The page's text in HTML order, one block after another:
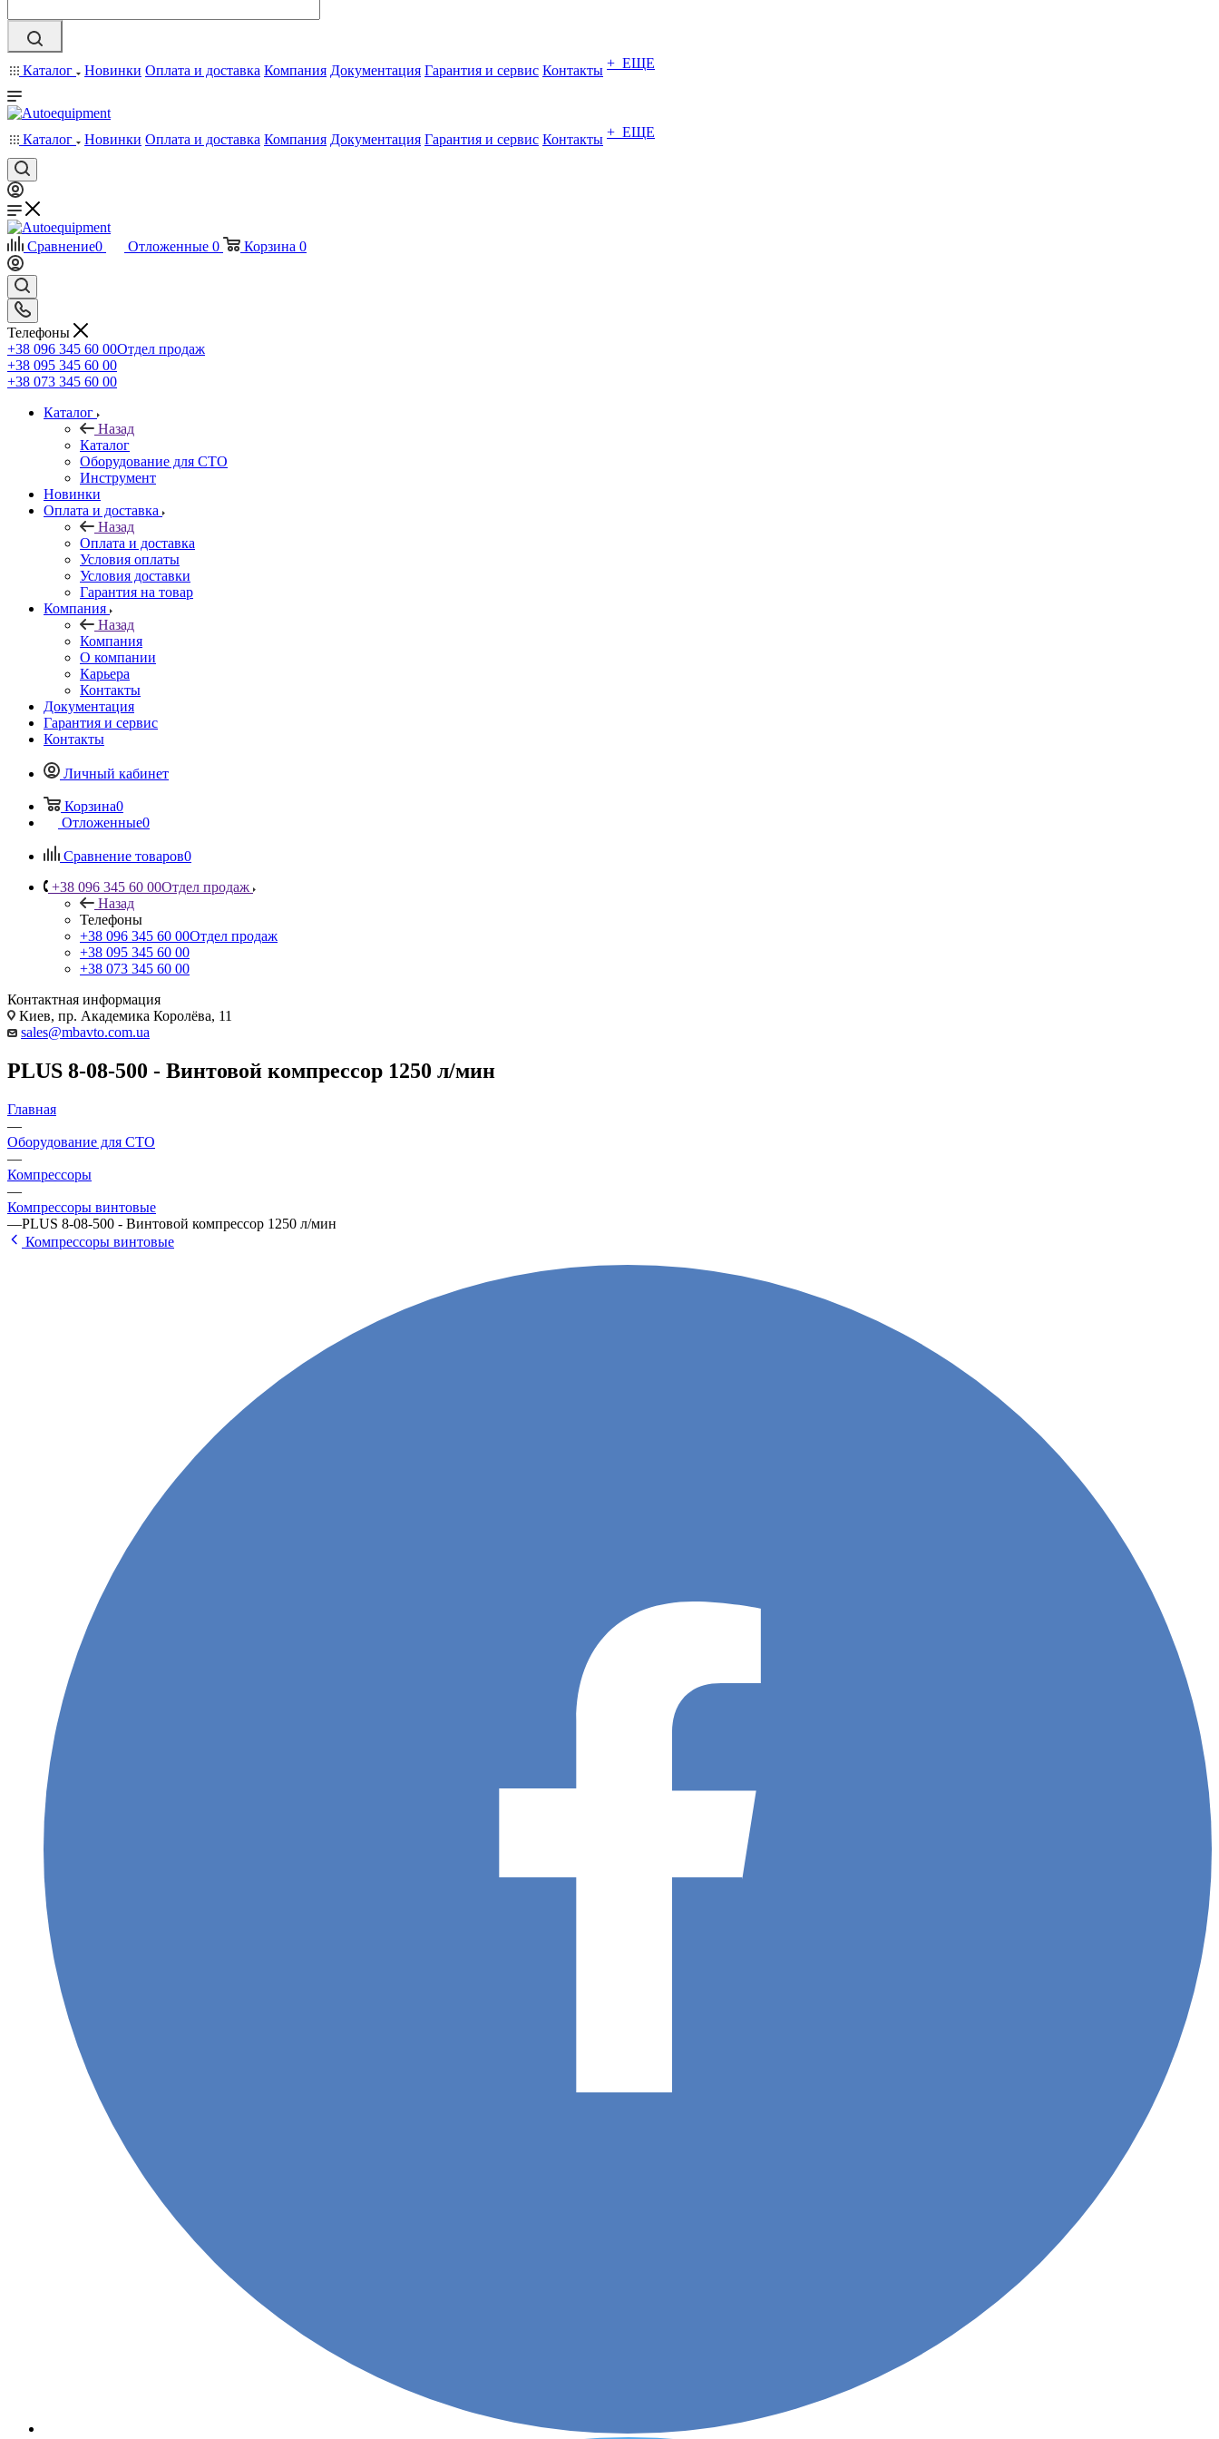
Каталог Новинки Оплата и доставка Компания Документация Гарантия и сервис Контакты + ЕЩЕ
Каталог Новинки Оплата и доставка Компания Документация Гарантия и сервис Контакты + ЕЩЕ
Сравнение0 Отложенные 0 Корзина 0
Телефоны
+38 096 345 60 00Отдел продаж
+38 095 345 60 00
+38 073 345 60 00
Каталог
Назад
Каталог
Оборудование для СТО
Инструмент
Новинки
Оплата и доставка
Назад
Оплата и доставка
Условия оплаты
Условия доставки
Гарантия на товар
Компания
Назад
Компания
О компании
Карьера
Контакты
Документация
Гарантия и сервис
Контакты
Личный кабинет
Корзина0
Отложенные0
Сравнение товаров0
+38 096 345 60 00Отдел продаж
Назад
Телефоны
+38 096 345 60 00Отдел продаж
+38 095 345 60 00
+38 073 345 60 00
Контактная информация
Киев, пр. Академика Королёва, 11
sales@mbavto.com.ua
PLUS 8-08-500 - Винтовой компрессор 1250 л/мин
Главная
—
Оборудование для СТО
—
Компрессоры
—
Компрессоры винтовые
—PLUS 8-08-500 - Винтовой компрессор 1250 л/мин
Компрессоры винтовые